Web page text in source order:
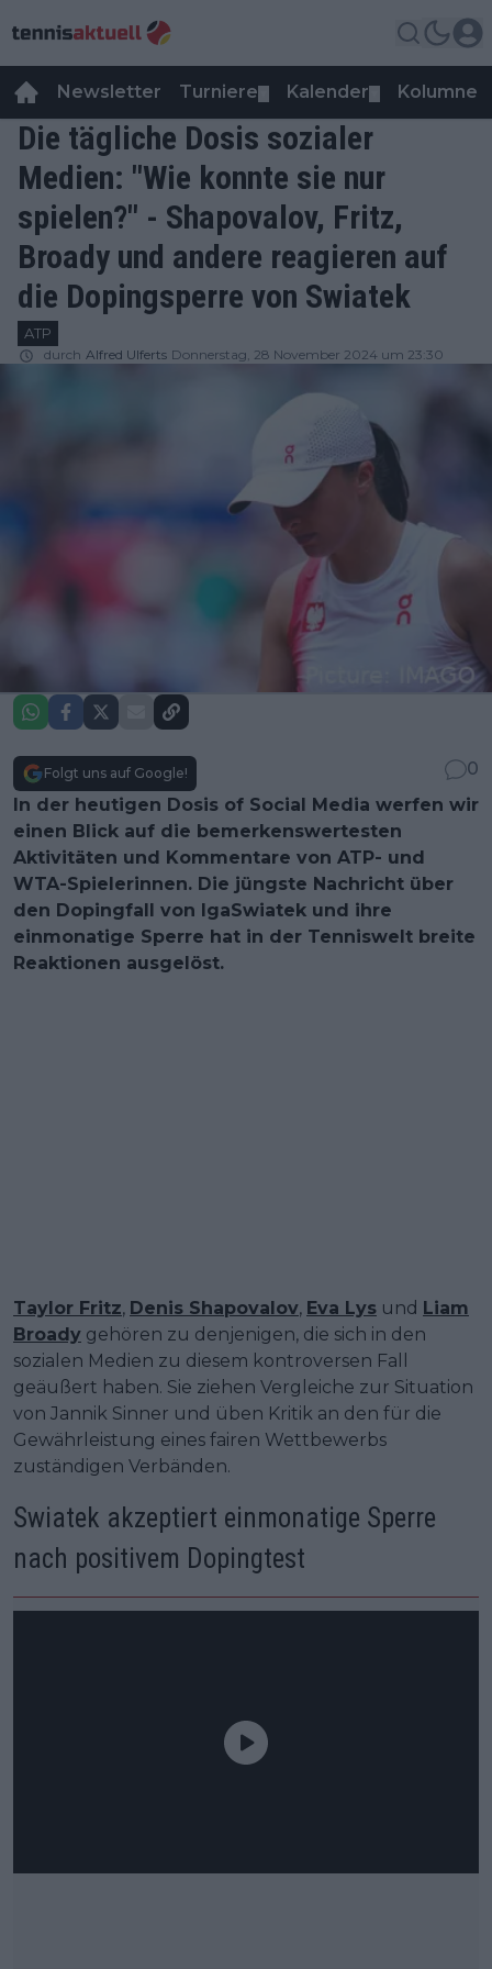
Newsletter Turniere Kalender Kolumnen
Die tägliche Dosis sozialer
Medien: "Wie konnte sie nur
spielen?" - Shapovalov, Fritz,
Broady und andere reagieren auf
die Dopingsperre von Swiatek
ATP
durch Alfred Ulferts Donnerstag, 28 November 2024 um 23:30
Folgt uns auf Google!
0
In der heutigen Dosis of Social Media werfen wir
einen Blick auf die bemerkenswertesten
Aktivitäten und Kommentare von ATP- und
WTA-Spielerinnen. Die jüngste Nachricht über
den Dopingfall von IgaSwiatek und ihre
einmonatige Sperre hat in der Tenniswelt breite
Reaktionen ausgelöst.
Taylor Fritz, Denis Shapovalov, Eva Lys und Liam
Broady gehören zu denjenigen, die sich in den
sozialen Medien zu diesem kontroversen Fall
geäußert haben. Sie ziehen Vergleiche zur Situation
von Jannik Sinner und üben Kritik an den für die
Gewährleistung eines fairen Wettbewerbs
zuständigen Verbänden.
Swiatek akzeptiert einmonatige Sperre
nach positivem Dopingtest